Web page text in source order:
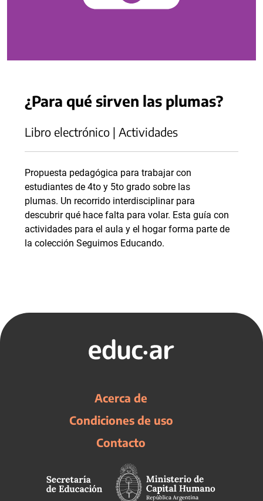
¿Para qué sirven las plumas?
Libro electrónico | Actividades
Propuesta pedagógica para trabajar con
estudiantes de 4to y 5to grado sobre las
plumas. Un recorrido interdisciplinar para
descubrir qué hace falta para volar. Esta guía con
actividades para el aula y el hogar forma parte de
la colección Seguimos Educando.
Acerca de
Condiciones de uso
Contacto